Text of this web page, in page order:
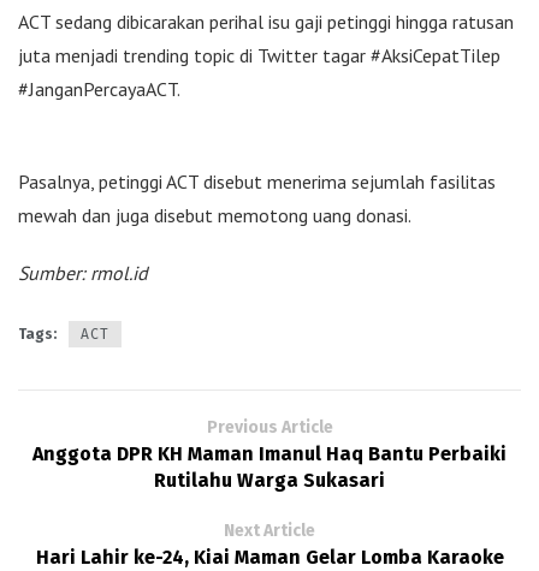
ACT sedang dibicarakan perihal isu gaji petinggi hingga ratusan
juta menjadi trending topic di Twitter tagar #AksiCepatTilep
#JanganPercayaACT.
Pasalnya, petinggi ACT disebut menerima sejumlah fasilitas
mewah dan juga disebut memotong uang donasi.
Sumber: rmol.id
Tags: ACT
Previous Article
Anggota DPR KH Maman Imanul Haq Bantu Perbaiki
Rutilahu Warga Sukasari
Next Article
Hari Lahir ke-24, Kiai Maman Gelar Lomba Karaoke